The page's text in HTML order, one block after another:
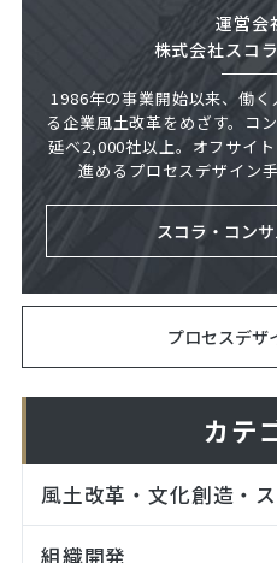
運営会
株式会社スコ
1986年の事業開始以来、働
る企業風土改革をめざす。コ
延べ2,000社以上。オフサイ
進めるプロセスデザイン
スコラ・コン
プロセスデザ
カテ
風土改革・文化創造・
組織開発